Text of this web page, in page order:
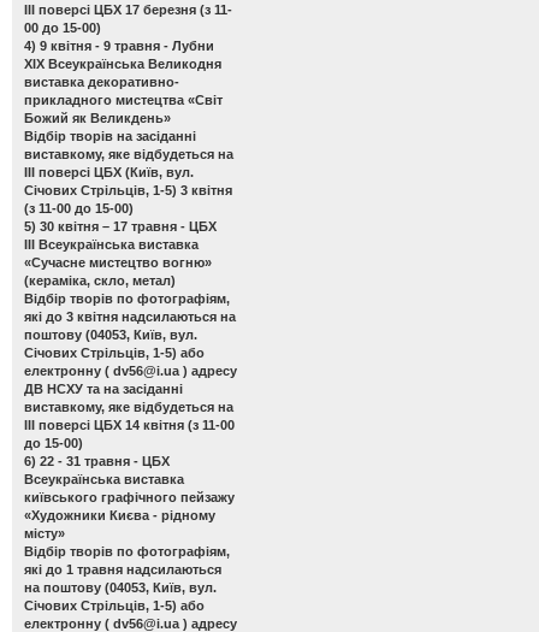
ІІІ поверсі ЦБХ 17 березня (з 11-
00 до 15-00)
4) 9 квітня - 9 травня - Лубни
ХІХ Всеукраїнська Великодня
виставка декоративно-
прикладного мистецтва «Світ
Божий як Великдень»
Відбір творів на засіданні
виставкому, яке відбудеться на
ІІІ поверсі ЦБХ (Київ, вул.
Січових Стрільців, 1-5) 3 квітня
(з 11-00 до 15-00)
5) 30 квітня – 17 травня - ЦБХ
ІІІ Всеукраїнська виставка
«Сучасне мистецтво вогню»
(кераміка, скло, метал)
Відбір творів по фотографіям,
які до 3 квітня надсилаються на
поштову (04053, Київ, вул.
Січових Стрільців, 1-5) або
електронну ( dv56@i.ua ) адресу
ДВ НСХУ та на засіданні
виставкому, яке відбудеться на
ІІІ поверсі ЦБХ 14 квітня (з 11-00
до 15-00)
6) 22 - 31 травня - ЦБХ
Всеукраїнська виставка
київського графічного пейзажу
«Художники Києва - рідному
місту»
Відбір творів по фотографіям,
які до 1 травня надсилаються
на поштову (04053, Київ, вул.
Січових Стрільців, 1-5) або
електронну ( dv56@i.ua ) адресу